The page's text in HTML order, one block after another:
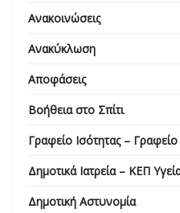
Ανακοινώσεις
Ανακύκλωση
Αποφάσεις
Βοήθεια στο Σπίτι
Γραφείο Ισότητας –
Δημοτικά Ιατρεία – ΚΕΠ
Δημοτική Αστυνομία